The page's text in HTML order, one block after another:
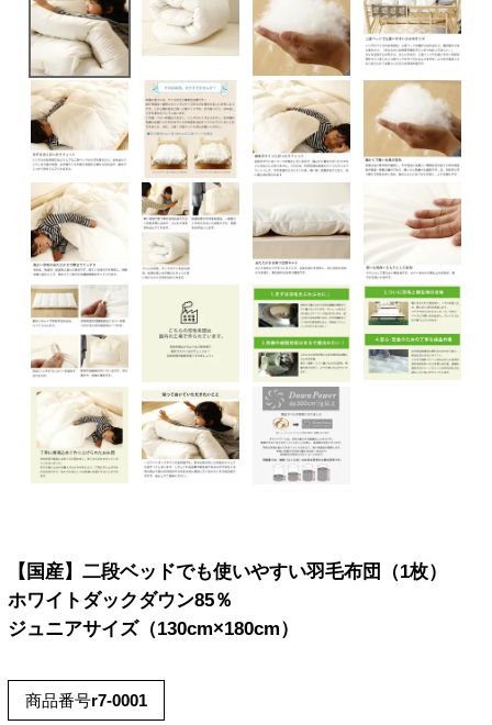
【国産】二段ベッドでも使いやすい羽毛布団（1枚）
ホワイトダックダウン85％
ジュニアサイズ（130cm×180cm）
商品番号r7-0001